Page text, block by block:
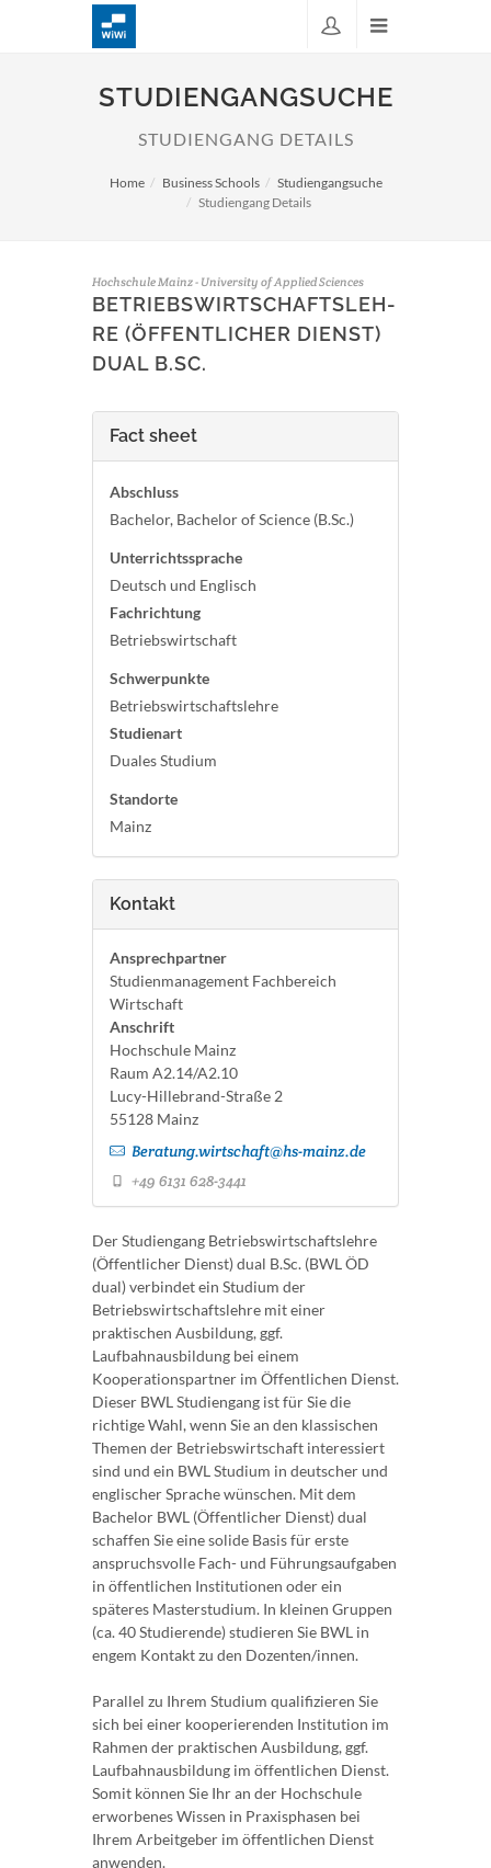
STUDIENGANGSUCHE
STUDIENGANG DETAILS
Home Business Schools
Studiengangsuche
Studiengang Details
Hochschule Mainz - University of Applied Sciences
BE­TRIEBS­WIRT­SCHAFTS­LEH­
RE (ÖFFENTLICHER DIENST)
DUAL B.SC.
Fact sheet
Abschluss
Bachelor, Bachelor of Science (B.Sc.)
Unterrichtssprache
Deutsch und Englisch
Fachrichtung
Betriebswirtschaft
Schwerpunkte
Betriebswirtschaftslehre
Studienart
Duales Studium
Standorte
Mainz
Kontakt
Ansprechpartner
Studienmanagement Fachbereich
Wirtschaft
Anschrift
Hochschule Mainz
Raum A2.14/A2.10
Lucy-Hillebrand-Straße 2
55128 Mainz
Beratung.wirtschaft@hs-mainz.de
+49 6131 628-3441
Der Studiengang Betriebswirtschaftslehre
(Öffentlicher Dienst) dual B.Sc. (BWL ÖD
dual) verbindet ein Studium der
Betriebswirtschaftslehre mit einer
praktischen Ausbildung, ggf.
Laufbahnausbildung bei einem
Kooperationspartner im Öffentlichen Dienst.
Dieser BWL Studiengang ist für Sie die
richtige Wahl, wenn Sie an den klassischen
Themen der Betriebswirtschaft interessiert
sind und ein BWL Studium in deutscher und
englischer Sprache wünschen. Mit dem
Bachelor BWL (Öffentlicher Dienst) dual
schaffen Sie eine solide Basis für erste
anspruchsvolle Fach- und Führungsaufgaben
in öffentlichen Institutionen oder ein
späteres Masterstudium. In kleinen Gruppen
(ca. 40 Studierende) studieren Sie BWL in
engem Kontakt zu den Dozenten/innen.
Parallel zu Ihrem Studium qualifizieren Sie
sich bei einer kooperierenden Institution im
Rahmen der praktischen Ausbildung, ggf.
Laufbahnausbildung im öffentlichen Dienst.
Somit können Sie Ihr an der Hochschule
erworbenes Wissen in Praxisphasen bei
Ihrem Arbeitgeber im öffentlichen Dienst
anwenden.